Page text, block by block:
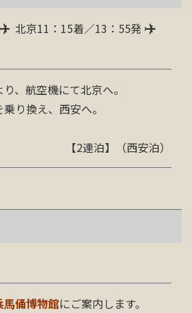
北京11：15着／13：55発
、航空機にて北京へ。
り換え、西安へ。
【2連泊】（西安泊）
馬俑博物館にご案内します。